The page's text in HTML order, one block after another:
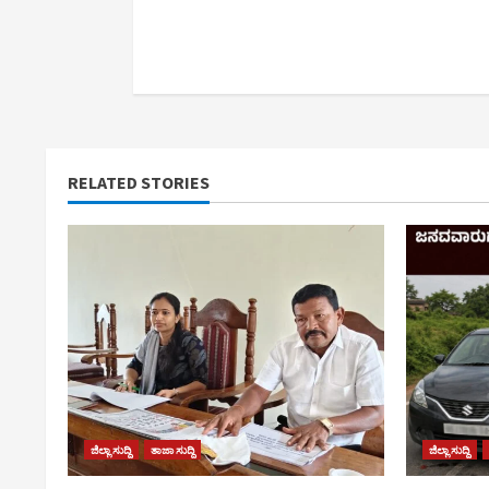
RELATED STORIES
ಜಿಲ್ಲಾ ಸುದ್ದಿ ತಾಜಾ ಸುದ್ದಿ ಜಿಲ್ಲಾ ಸುದ್ದಿ